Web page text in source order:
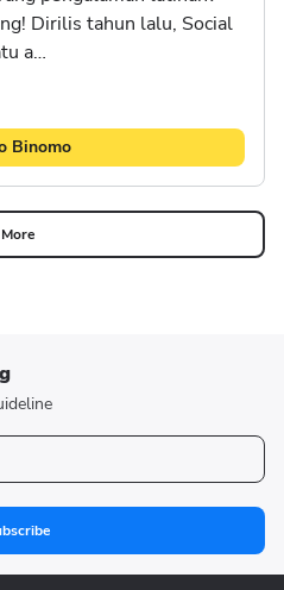
Dirilis tahun lalu, Social
a…
Binomo
More